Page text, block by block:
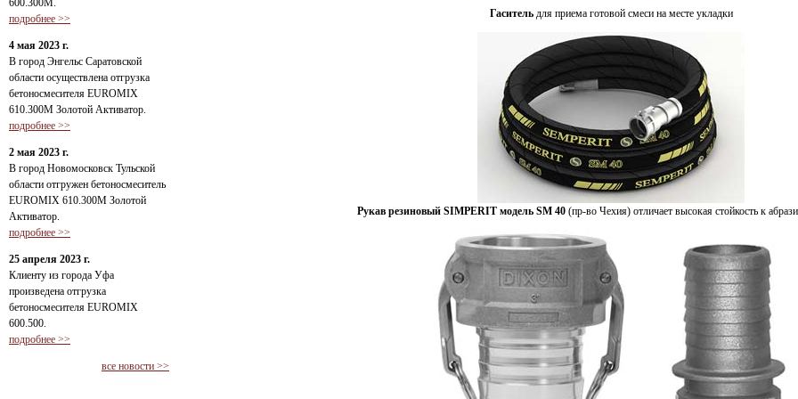
600.300М.
подробнее >>
4 мая 2023 г.
В город Энгельс Саратовской
области осуществлена отгрузка
бетоносмесителя EUROMIX
610.300М Золотой Активатор.
подробнее >>
2 мая 2023 г.
В город Новомосковск Тульской
области отгружен бетоносмеситель
EUROMIX 610.300М Золотой
Активатор.
подробнее >>
25 апреля 2023 г.
Клиенту из города Уфа
произведена отгрузка
бетоносмесителя EUROMIX
600.500.
подробнее >>
все новости >>
Гасительдля приема готовой смеси на месте укладки
Рукав резиновый SIMPERIT модель SM 40(пр-во Чехия) отличает высокая стойкость к